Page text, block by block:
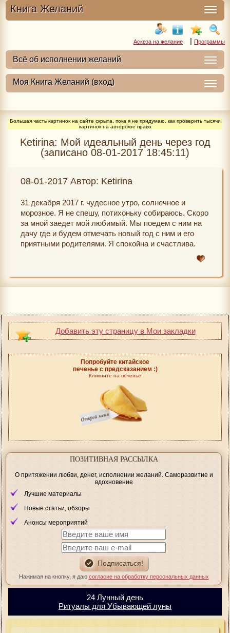
Книга Желаний
Аскеза на желание | Программы
Большая часть картинок на сайте скрыта, пока я не придумаю, как проверить тысячи
картинок на авторское право
Ketirina: Мой идеальный день через год
(записано 08-01-2017 18:45:11)
08-01-2017 Автор: Ketirina
31 декабря 2017 г. чудесное утро, солнечное и
морозное. Я не спешу, потихоньку собираюсь. Скоро
за мной заедет мой любимый. Мы поедем с ним на
дачу где и будем отмечать новый год с ним и его
приятными родителями. Я спокойна и счастлива.
Добавить эту страницу в Мои закладки
Попробуйте китайское
печенье с предсказанием :)
Кликните на печенье
ПОЗИТИВНАЯ РАССЫЛКА
О притяжении любви, денег, исполнении желаний. Саморазвитие и
вдохновение
Лучшие материалы
Новые статьи, обзоры
Анонсы мероприятий
Нажимая на кнопку, я даю согласие на обработку персональных данных
24 Лунный день
Ритуалы для Убывающей луны